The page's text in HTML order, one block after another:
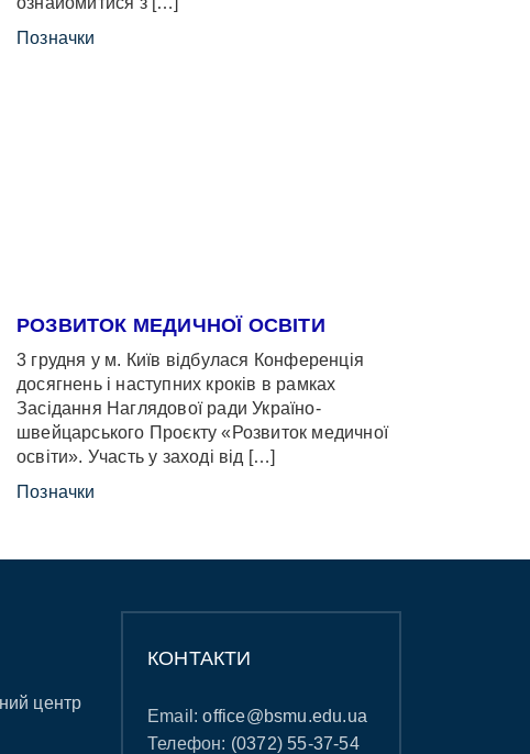
Позначки
РОЗВИТОК МЕДИЧНОЇ ОСВІТИ
3 грудня у м. Київ відбулася Конференція
досягнень і наступних кроків в рамках
Засідання Наглядової ради Україно-
швейцарського Проєкту «Розвиток медичної
освіти». Участь у заході від […]
Позначки
центр
КОНТАКТИ
Email:office@bsmu.edu.ua
Телефон: (0372) 55-37-54